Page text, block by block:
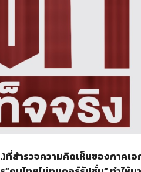
สำรวจความคิดเห็นของภาคเ